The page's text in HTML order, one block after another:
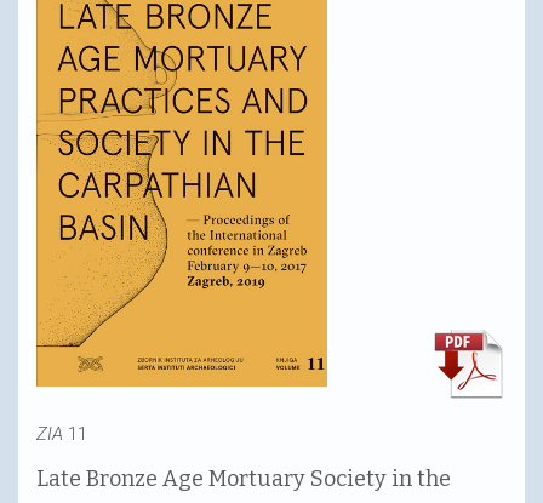
ZIA 11
Late Bronze Age Mortuary Society in the